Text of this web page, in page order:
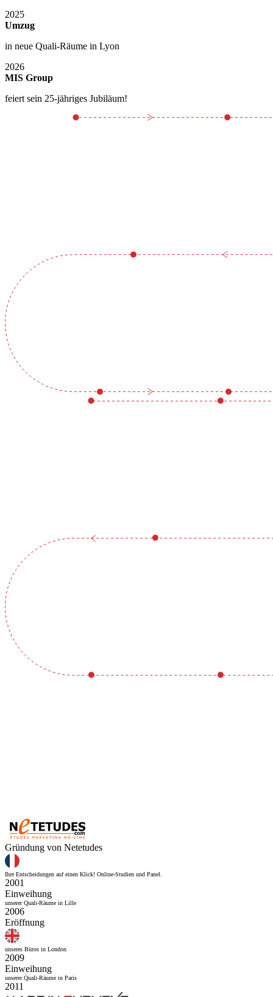
2025
Umzug
in neue Quali-Räume in Lyon
2026
MIS Group
feiert sein 25-jähriges Jubiläum!
Gründung von Netetudes
Ihre Entscheidungen auf einen Klick! Online-Studien und Panel.
2001
Einweihung
unserer Quali-Räume in Lille
2006
Eröffnung
unseres Büros in London
2009
Einweihung
unserer Quali-Räume in Paris
2011